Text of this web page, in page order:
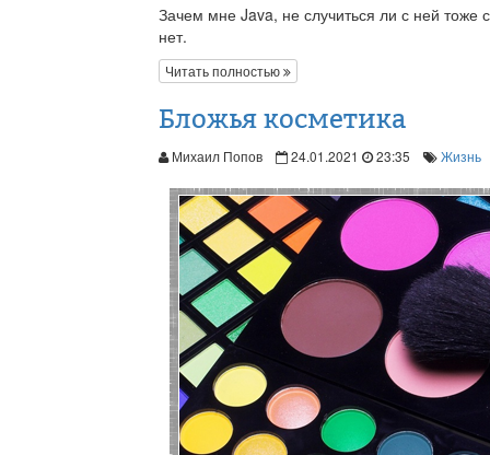
Зачем мне Java, не случиться ли с ней
нет.
Читать полностью
Бложья косметика
Михаил Попов 24.01.2021 23:35 Жизнь